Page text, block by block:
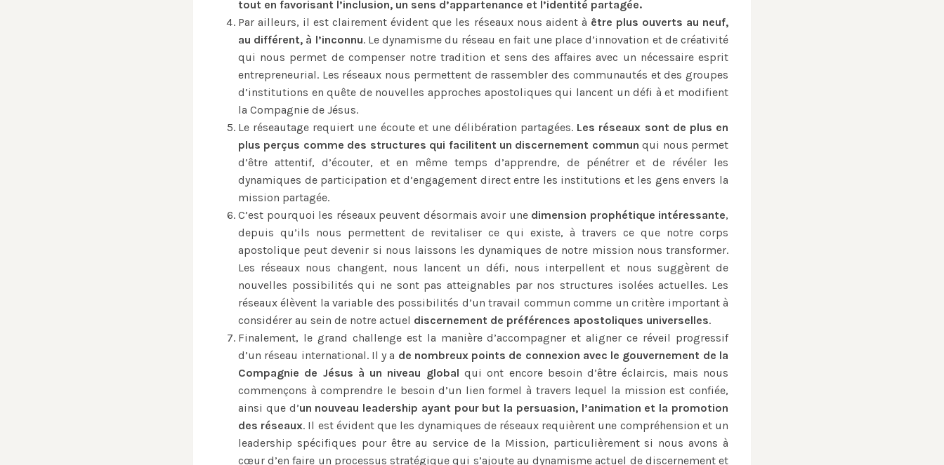
tout en favorisant l’inclusion, un sens d’appartenance et l’identité partagée.
Par ailleurs, il est clairement évident que les réseaux nous aident à être plus ouverts au neuf,
au différent, à l’inconnu. Le dynamisme du réseau en fait une place d’innovation et de créativité
qui nous permet de compenser notre tradition et sens des affaires avec un nécessaire esprit
entrepreneurial. Les réseaux nous permettent de rassembler des communautés et des groupes
d’institutions en quête de nouvelles approches apostoliques qui lancent un défi à et modifient
la Compagnie de Jésus.
Le réseautage requiert une écoute et une délibération partagées. Les réseaux sont de plus en
plus perçus comme des structures qui facilitent un discernement commun qui nous permet
d’être attentif, d’écouter, et en même temps d’apprendre, de pénétrer et de révéler les
dynamiques de participation et d’engagement direct entre les institutions et les gens envers la
mission partagée.
C’est pourquoi les réseaux peuvent désormais avoir une dimension prophétique intéressante,
depuis qu’ils nous permettent de revitaliser ce qui existe, à travers ce que notre corps
apostolique peut devenir si nous laissons les dynamiques de notre mission nous transformer.
Les réseaux nous changent, nous lancent un défi, nous interpellent et nous suggèrent de
nouvelles possibilités qui ne sont pas atteignables par nos structures isolées actuelles. Les
réseaux élèvent la variable des possibilités d’un travail commun comme un critère important à
considérer au sein de notre actuel discernement de préférences apostoliques universelles.
Finalement, le grand challenge est la manière d’accompagner et aligner ce réveil progressif
d’un réseau international. Il y a de nombreux points de connexion avec le gouvernement de la
Compagnie de Jésus à un niveau global qui ont encore besoin d’être éclaircis, mais nous
commençons à comprendre le besoin d’un lien formel à travers lequel la mission est confiée,
ainsi que d’un nouveau leadership ayant pour but la persuasion, l’animation et la promotion
des réseaux. Il est évident que les dynamiques de réseaux requièrent une compréhension et un
leadership spécifiques pour être au service de la Mission, particulièrement si nous avons à
cœur d’en faire un processus stratégique qui s’ajoute au dynamisme actuel de discernement et